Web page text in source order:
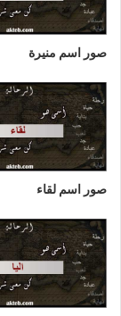
صور اسم منيرة
صور اسم لقاء